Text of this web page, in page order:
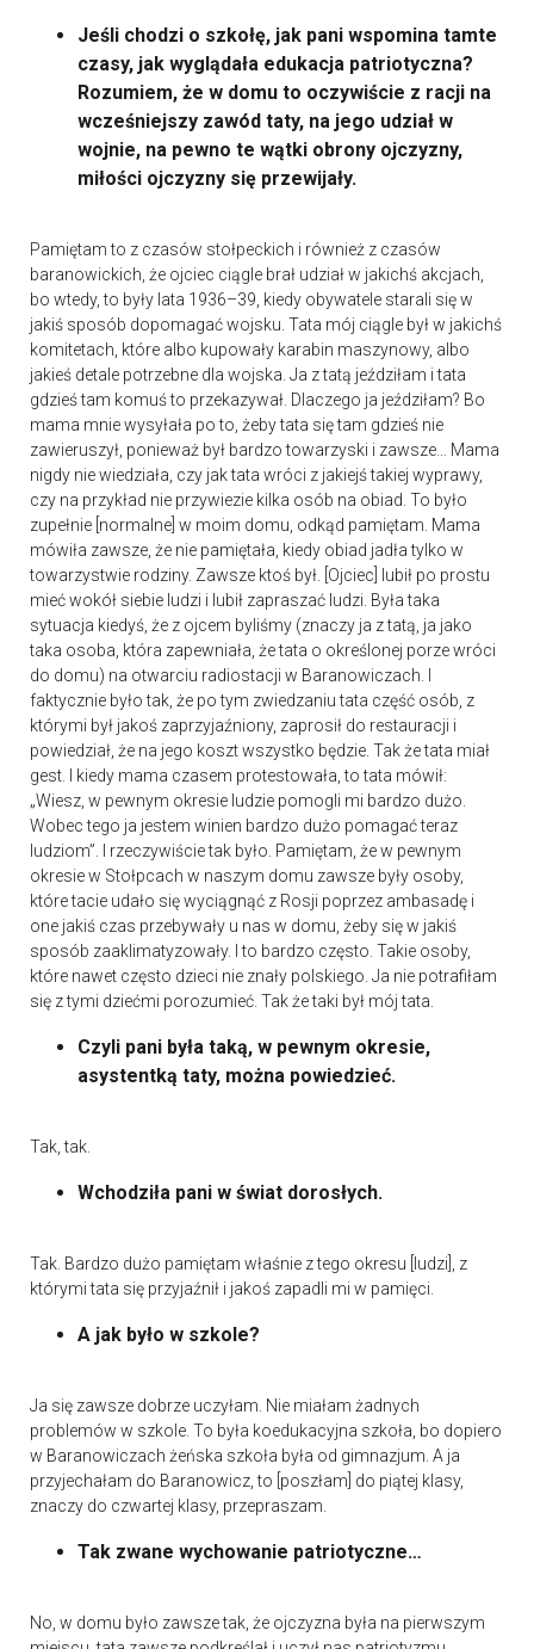
Jeśli chodzi o szkołę, jak pani wspomina tamte
czasy, jak wyglądała edukacja patriotyczna?
Rozumiem, że w domu to oczywiście z racji na
wcześniejszy zawód taty, na jego udział w
wojnie, na pewno te wątki obrony ojczyzny,
miłości ojczyzny się przewijały.
Pamiętam to z czasów stołpeckich i również z czasów
baranowickich, że ojciec ciągle brał udział w jakichś akcjach,
bo wtedy, to były lata 1936–39, kiedy obywatele starali się w
jakiś sposób dopomagać wojsku. Tata mój ciągle był w jakichś
komitetach, które albo kupowały karabin maszynowy, albo
jakieś detale potrzebne dla wojska. Ja z tatą jeździłam i tata
gdzieś tam komuś to przekazywał. Dlaczego ja jeździłam? Bo
mama mnie wysyłała po to, żeby tata się tam gdzieś nie
zawieruszył, ponieważ był bardzo towarzyski i zawsze… Mama
nigdy nie wiedziała, czy jak tata wróci z jakiejś takiej wyprawy,
czy na przykład nie przywiezie kilka osób na obiad. To było
zupełnie [normalne] w moim domu, odkąd pamiętam. Mama
mówiła zawsze, że nie pamiętała, kiedy obiad jadła tylko w
towarzystwie rodziny. Zawsze ktoś był. [Ojciec] lubił po prostu
mieć wokół siebie ludzi i lubił zapraszać ludzi. Była taka
sytuacja kiedyś, że z ojcem byliśmy (znaczy ja z tatą, ja jako
taka osoba, która zapewniała, że tata o określonej porze wróci
do domu) na otwarciu radiostacji w Baranowiczach. I
faktycznie było tak, że po tym zwiedzaniu tata część osób, z
którymi był jakoś zaprzyjaźniony, zaprosił do restauracji i
powiedział, że na jego koszt wszystko będzie. Tak że tata miał
gest. I kiedy mama czasem protestowała, to tata mówił:
„Wiesz, w pewnym okresie ludzie pomogli mi bardzo dużo.
Wobec tego ja jestem winien bardzo dużo pomagać teraz
ludziom”. I rzeczywiście tak było. Pamiętam, że w pewnym
okresie w Stołpcach w naszym domu zawsze były osoby,
które tacie udało się wyciągnąć z Rosji poprzez ambasadę i
one jakiś czas przebywały u nas w domu, żeby się w jakiś
sposób zaaklimatyzowały. I to bardzo często. Takie osoby,
które nawet często dzieci nie znały polskiego. Ja nie potrafiłam
się z tymi dziećmi porozumieć. Tak że taki był mój tata.
Czyli pani była taką, w pewnym okresie,
asystentką taty, można powiedzieć.
Tak, tak.
Wchodziła pani w świat dorosłych.
Tak. Bardzo dużo pamiętam właśnie z tego okresu [ludzi], z
którymi tata się przyjaźnił i jakoś zapadli mi w pamięci.
A jak było w szkole?
Ja się zawsze dobrze uczyłam. Nie miałam żadnych
problemów w szkole. To była koedukacyjna szkoła, bo dopiero
w Baranowiczach żeńska szkoła była od gimnazjum. A ja
przyjechałam do Baranowicz, to [poszłam] do piątej klasy,
znaczy do czwartej klasy, przepraszam.
Tak zwane wychowanie patriotyczne…
No, w domu było zawsze tak, że ojczyzna była na pierwszym